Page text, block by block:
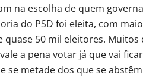
na escolha de quem
do PSD foi eleita, com
quase 50 mil eleitores.
a pena votar já que vai
se metade dos que se